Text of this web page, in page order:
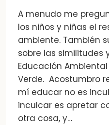
A menudo me
los niños y niñas el
ambiente. También
sobre las similitudes
Educación
Verde. Acostumbro
mí educar no es
inculcar es apretar
otra cosa, y…